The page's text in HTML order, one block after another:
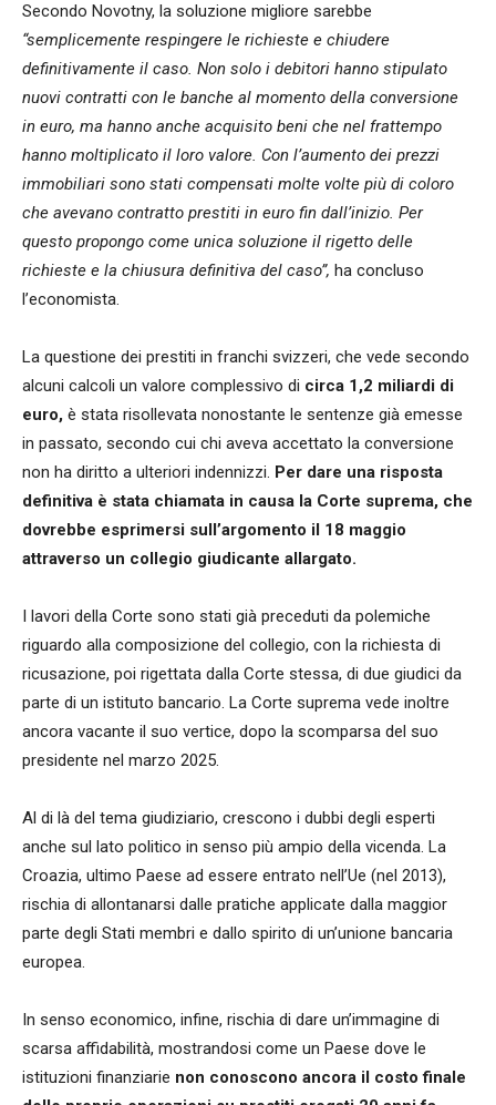
Secondo Novotny, la soluzione migliore sarebbe
“semplicemente respingere le richieste e chiudere
definitivamente il caso. Non solo i debitori hanno stipulato
nuovi contratti con le banche al momento della conversione
in euro, ma hanno anche acquisito beni che nel frattempo
hanno moltiplicato il loro valore. Con l’aumento dei prezzi
immobiliari sono stati compensati molte volte più di coloro
che avevano contratto prestiti in euro fin dall’inizio. Per
questo propongo come unica soluzione il rigetto delle
richieste e la chiusura definitiva del caso”, ha concluso
l’economista.
La questione dei prestiti in franchi svizzeri, che vede secondo
alcuni calcoli un valore complessivo di circa 1,2 miliardi di
euro, è stata risollevata nonostante le sentenze già emesse
in passato, secondo cui chi aveva accettato la conversione
non ha diritto a ulteriori indennizzi. Per dare una risposta
definitiva è stata chiamata in causa la Corte suprema, che
dovrebbe esprimersi sull’argomento il 18 maggio
attraverso un collegio giudicante allargato.
I lavori della Corte sono stati già preceduti da polemiche
riguardo alla composizione del collegio, con la richiesta di
ricusazione, poi rigettata dalla Corte stessa, di due giudici da
parte di un istituto bancario. La Corte suprema vede inoltre
ancora vacante il suo vertice, dopo la scomparsa del suo
presidente nel marzo 2025.
Al di là del tema giudiziario, crescono i dubbi degli esperti
anche sul lato politico in senso più ampio della vicenda. La
Croazia, ultimo Paese ad essere entrato nell’Ue (nel 2013),
rischia di allontanarsi dalle pratiche applicate dalla maggior
parte degli Stati membri e dallo spirito di un’unione bancaria
europea.
In senso economico, infine, rischia di dare un’immagine di
scarsa affidabilità, mostrandosi come un Paese dove le
istituzioni finanziarie non conoscono ancora il costo finale